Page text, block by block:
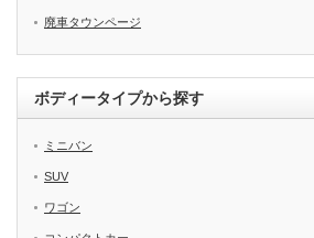
廃車タウンページ
ボディータイプから探す
ミニバン
SUV
ワゴン